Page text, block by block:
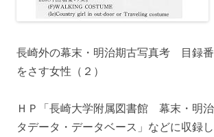
長崎外の幕末・明治期古写真考 目録
をさす女性（２）
ＨＰ「長崎大学附属図書館 幕末・明
タデータ・データベース」などに収録